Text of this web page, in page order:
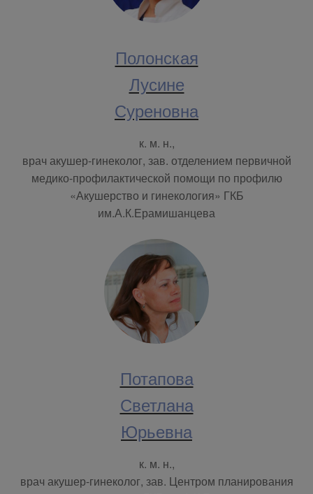
Полонская
Лусине
Суреновна
к. м. н.,
врач акушер-гинеколог, зав. отделением первичной
медико-профилактической помощи по профилю
«Акушерство и гинекология» ГКБ
им.А.К.Ерамишанцева
Потапова
Светлана
Юрьевна
к. м. н.,
врач акушер-гинеколог, зав. Центром планирования